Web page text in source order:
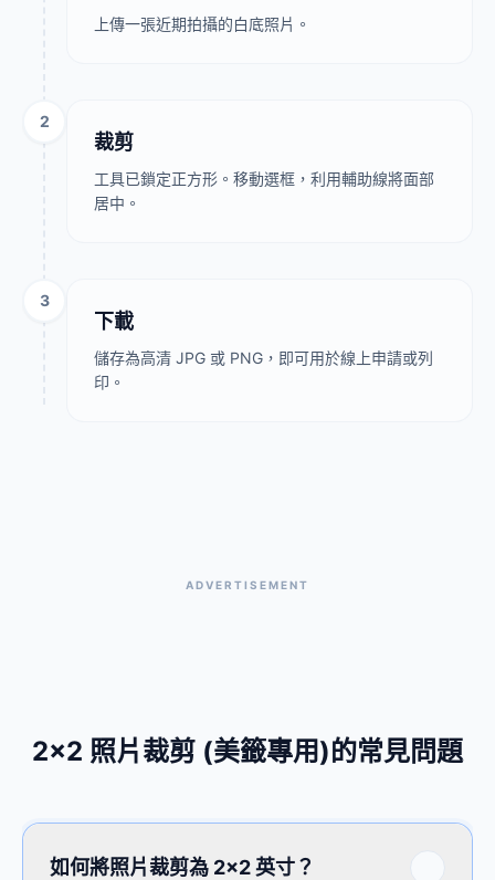
上傳一張近期拍攝的白底照片。
2
裁剪
工具已鎖定正方形。移動選框，利用輔助線將面部
居中。
3
下載
儲存為高清 JPG 或 PNG，即可用於線上申請或列
印。
ADVERTISEMENT
2x2 照片裁剪 (美籤專用)的常見問題
如何將照片裁剪為 2x2 英寸？